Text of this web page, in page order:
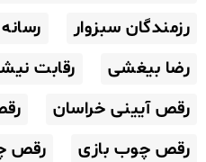
رزمندگان سبزوار
رضا بیغشی
رقابت
رقص آیینی خراسان
رقص چوب بازی
رقص